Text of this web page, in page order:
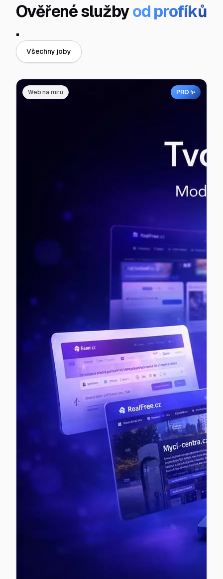
Ověřené službyod profíků
.
Všechny joby
Web na míru PRO ✨